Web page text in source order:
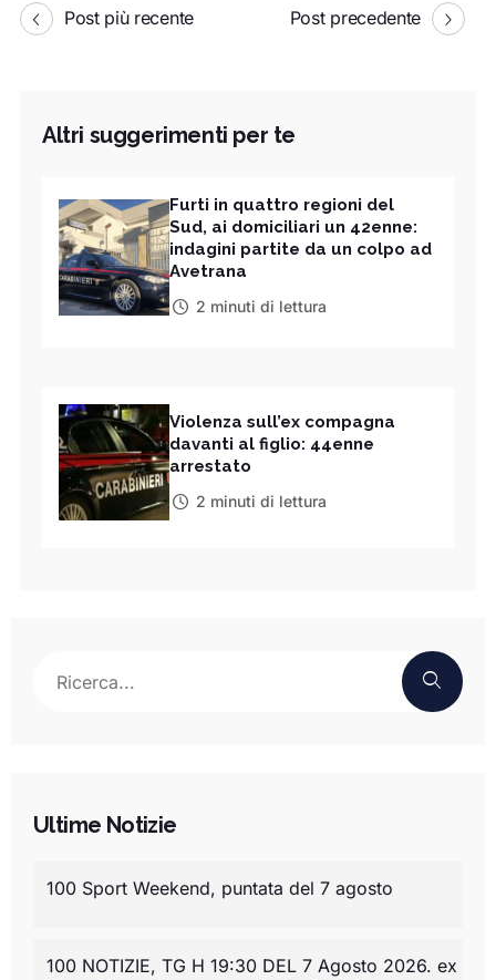
Post più recente Post precedente
Altri suggerimenti per te
Furti in quattro regioni del
Sud, ai domiciliari un 42enne:
indagini partite da un colpo ad
Avetrana
2 minuti di lettura
Violenza sull’ex compagna
davanti al figlio: 44enne
arrestato
2 minuti di lettura
Ultime Notizie
100 Sport Weekend, puntata del 7 agosto
100 NOTIZIE, TG H 19:30 DEL 7 Agosto 2026. ex